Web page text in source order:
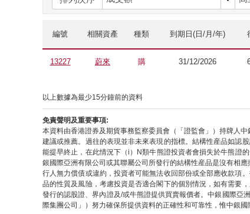
編號 相關資產 種類 到期日 (日/月/年)
13227 蔚來 購 31/12/2026
以上數據為最少15分鐘前的資料
免責聲明及重要事項:
本資料由香港證券及期貨事務監察委員會（「證監會」）持牌人
建議或推薦。過往的表現並非未來表現的指標。結構性産品如認
能提早終止，在此情況下（i）N類牛熊證投資者會損失於牛熊證
銀國際亞洲有限公司或其聯屬公司所發行的結構性産品是沒有相
行人無力償債或違約，投資者可能無法收回部份或全部應收款項
品的性質及風險，考慮投資是否適合閣下的個別情況，如有需要
發行的認股證、界內證及/或牛熊證提供買賣報價者。中銀國際亞
際集團公司」）努力確保所提供資料的正確性和可靠性，惟中銀